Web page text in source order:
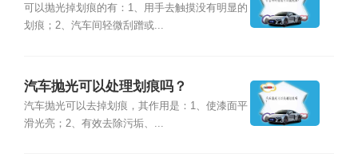
可以抛光掉划痕的有：1、用手去触摸没有明显的
划痕；2、汽车间轻微刮蹭或...
汽车抛光可以处理划痕吗？
汽车抛光可以去掉划痕，其作用是：1、使漆面平
滑光亮；2、有效去除污垢、...